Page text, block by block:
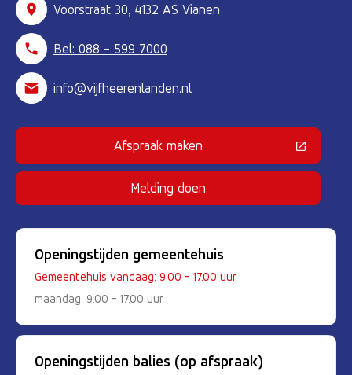
Voorstraat 30, 4132 AS Vianen
Bel: 088 - 599 7000
info@vijfheerenlanden.nl
Afspraak maken(Deze link gaat naar een externe
Melding doen
Openingstijden gemeentehuis
Gemeentehuis vandaag: 9.00 - 17.00 uur
maandag: 9.00 - 17.00 uur
Openingstijden balies (op afspraak)